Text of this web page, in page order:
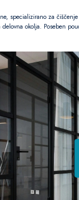
specializirano za
okolja. Poseben